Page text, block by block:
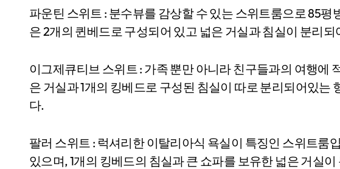
파운틴 스위트 : 분수뷰를 감상할 수 있는 스위트룸으로 85평
은 2개의 퀸베드로 구성되어 있고 넓은 거실과 침실이 분리
이그제큐티브 스위트 : 가족 뿐만 아니라 친구들과의 여행에
은 거실과 1개의 킹베드로 구성된 침실이 따로 분리되어있는
다.
팔러 스위트 : 럭셔리한 이탈리아식 욕실이 특징인 스위트룸
있으며, 1개의 킹베드의 침실과 큰 쇼파를 보유한 넓은 거실